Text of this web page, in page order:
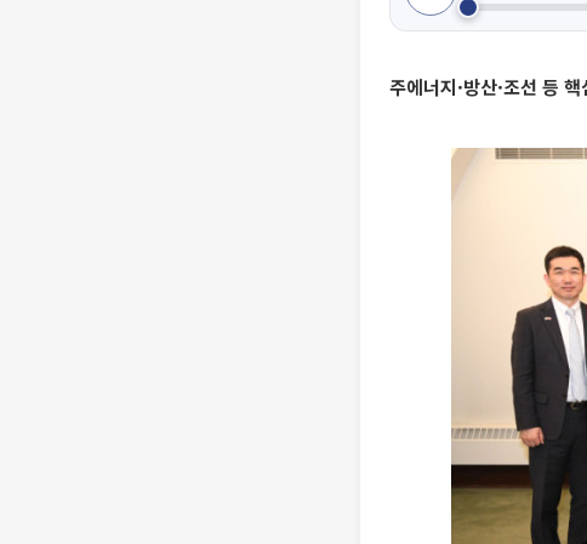
주에너지·방산·조선 등